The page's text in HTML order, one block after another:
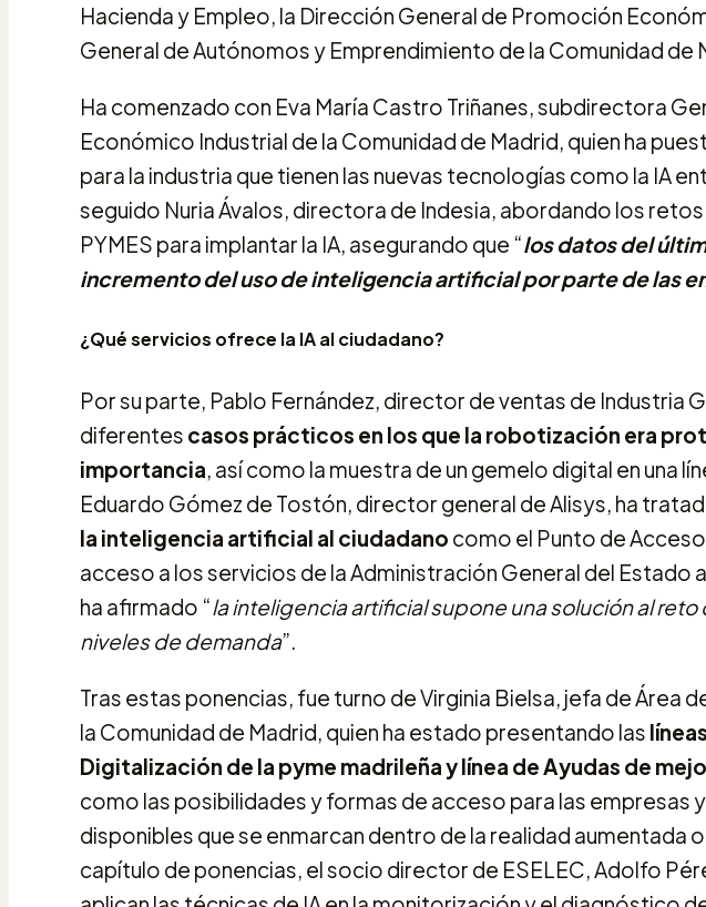
Hacienda y Empleo, la Dirección General de Promoción
General de Autónomos y Emprendimiento de la Comunidad de
Ha comenzado con Eva María Castro Triñanes, subdirectora
Económico Industrial de la Comunidad de Madrid, quien ha
para la industria que tienen las nuevas tecnologías como la IA
seguido Nuria Ávalos, directora de Indesia, abordando los
PYMES para implantar la IA, asegurando que “los datos del
incremento del uso de inteligencia artificial por parte de las
¿Qué servicios ofrece la IA al ciudadano?
Por su parte, Pablo Fernández, director de ventas de Industria
diferentes casos prácticos en los que la robotización era
importancia, así como la muestra de un gemelo digital en una
Eduardo Gómez de Tostón, director general de Alisys, ha
la inteligencia artificial al ciudadano como el Punto de
acceso a los servicios de la Administración General del Estado
ha afirmado “la inteligencia artificial supone una solución al
niveles de demanda”.
Tras estas ponencias, fue turno de Virginia Bielsa, jefa de Área
la Comunidad de Madrid, quien ha estado presentando las
Digitalización de la pyme madrileña y línea de Ayudas de
como las posibilidades y formas de acceso para las empresas
disponibles que se enmarcan dentro de la realidad aumentada
capítulo de ponencias, el socio director de ESELEC, Adolfo